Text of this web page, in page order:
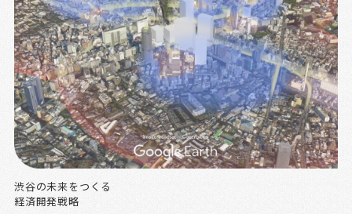
渋谷の未来をつくる
経済開発戦略